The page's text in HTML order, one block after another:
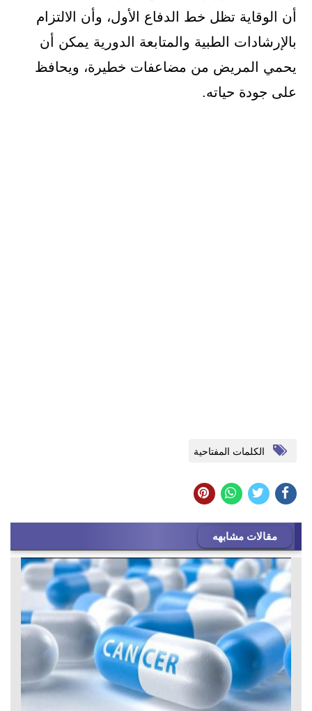
أن الوقاية تظل خط الدفاع الأول، وأن الالتزام
بالإرشادات الطبية والمتابعة الدورية يمكن أن
يحمي المريض من مضاعفات خطيرة، ويحافظ
على جودة حياته.
الكلمات المفتاحية
مقالات مشابهه